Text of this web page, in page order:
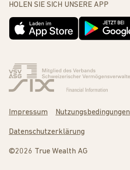
HOLEN SIE SICH UNSERE APP
Impressum Nutzungsbedingungen
Datenschutzerklärung
©2026 True Wealth AG